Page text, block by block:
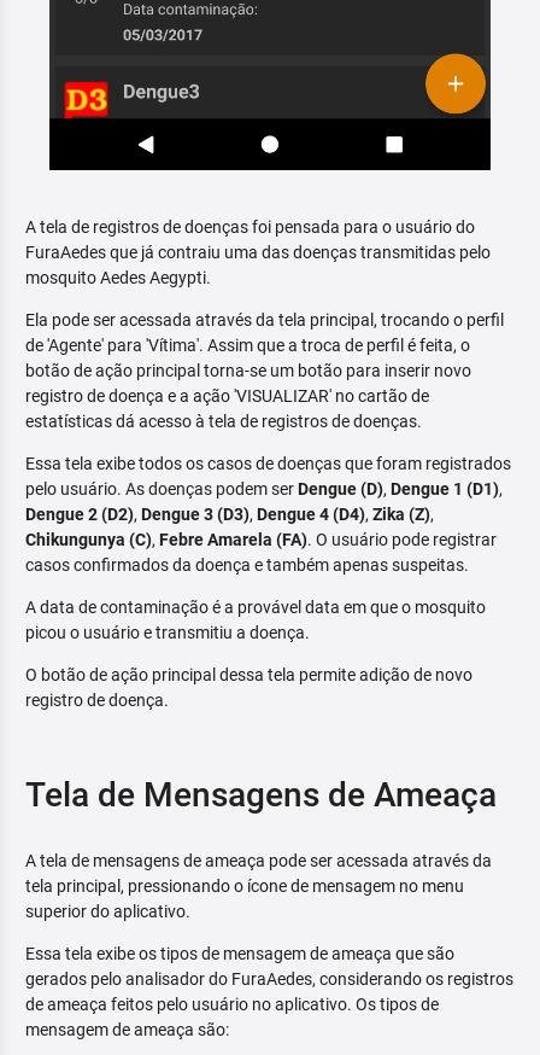
A tela de registros de doenças foi pensada para o usuário do
FuraAedes que já contraiu uma das doenças transmitidas pelo
mosquito Aedes Aegypti.
Ela pode ser acessada através da tela principal, trocando o perfil
de 'Agente' para 'Vítima'. Assim que a troca de perfil é feita, o
botão de ação principal torna-se um botão para inserir novo
registro de doença e a ação 'VISUALIZAR' no cartão de
estatísticas dá acesso à tela de registros de doenças.
Essa tela exibe todos os casos de doenças que foram registrados
pelo usuário. As doenças podem serDengue (D), Dengue 1 (D1),
Dengue 2 (D2), Dengue 3 (D3), Dengue 4 (D4), Zika (Z),
Chikungunya (C), Febre Amarela (FA). O usuário pode registrar
casos confirmados da doença e também apenas suspeitas.
A data de contaminação é a provável data em que o mosquito
picou o usuário e transmitiu a doença.
O botão de ação principal dessa tela permite adição de novo
registro de doença.
Tela de Mensagens de Ameaça
A tela de mensagens de ameaça pode ser acessada através da
tela principal, pressionando o ícone de mensagem no menu
superior do aplicativo.
Essa tela exibe os tipos de mensagem de ameaça que são
gerados pelo analisador do FuraAedes, considerando os registros
de ameaça feitos pelo usuário no aplicativo. Os tipos de
mensagem de ameaça são: